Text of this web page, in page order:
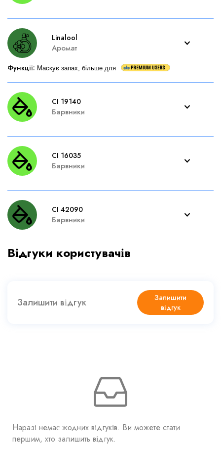
Linalool
Аромат
Функції: Маскує запах, більше для
CI 19140
Барвники
CI 16035
Барвники
CI 42090
Барвники
Відгуки користувачів
Залишити відгук
Залишити
відгук
Наразі немає жодних відгуків. Ви можете стати
першим, хто залишить відгук.